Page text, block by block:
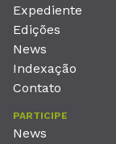
Expediente
Edições
News
Indexação
Contato
PARTICIPE
News